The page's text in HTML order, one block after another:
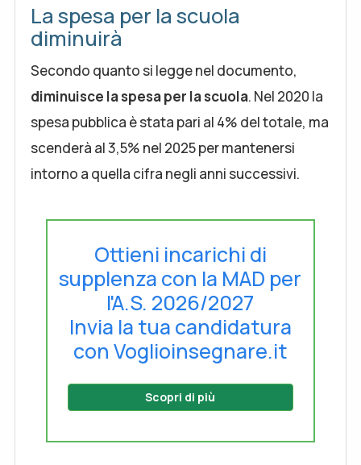
La spesa per la scuola
diminuirà
Secondo quanto si legge nel documento,
diminuisce la spesa per la scuola. Nel 2020 la
spesa pubblica è stata pari al 4% del totale, ma
scenderà al 3,5% nel 2025 per mantenersi
intorno a quella cifra negli anni successivi.
Ottieni incarichi di
supplenza con la MAD per
l'A.S. 2026/2027
Invia la tua candidatura
con Voglioinsegnare.it
Scopri di più